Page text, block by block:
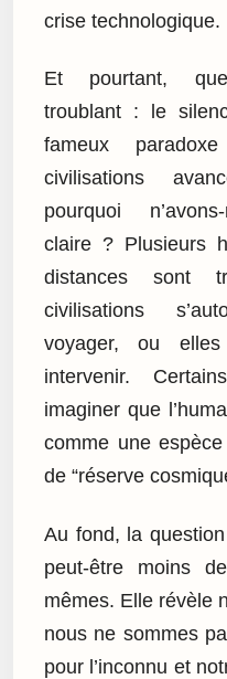
crise technologique.
Et pourtant,
troublant : le
fameux
civilisations
pourquoi
claire ? Plusieurs
distances sont
civilisations
voyager, ou
intervenir.
imaginer que
comme une
de “réserve
Au fond, la
peut-être moins
mêmes. Elle révèle
nous ne sommes
pour l’inconnu et